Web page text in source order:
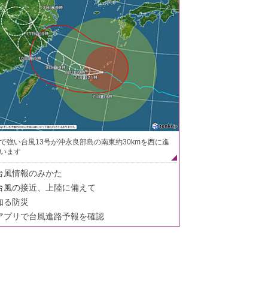
強い台風13号が沖永良部島の南東約30kmを西に進
ます
風情報のみかた
風の接近、上陸に備えて
る防災
プリで台風進路予報を確認